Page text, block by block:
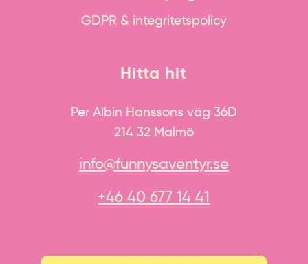
GDPR & integritetspolicy
Hitta hit
Per Albin Hanssons väg 36D
214 32 Malmö
info@funnysaventyr.se
+46 40 677 14 41